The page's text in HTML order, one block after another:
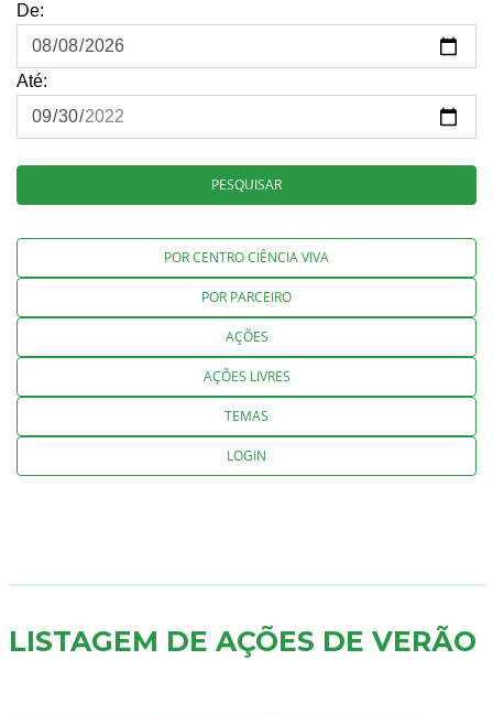
De:
Até:
PESQUISAR
POR CENTRO CIÊNCIA VIVA
POR PARCEIRO
AÇÕES
AÇÕES LIVRES
TEMAS
LOGIN
LISTAGEM DE AÇÕES DE VERÃO